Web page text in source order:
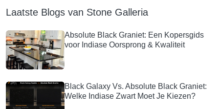
Laatste Blogs van Stone Galleria
Absolute Black Graniet: Een Kopersgids
voor Indiase Oorsprong & Kwaliteit
Black Galaxy Vs. Absolute Black Graniet:
Welke Indiase Zwart Moet Je Kiezen?